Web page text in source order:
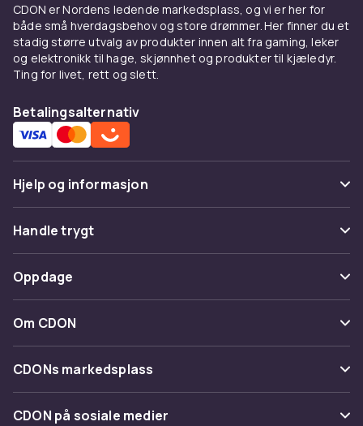
CDON er Nordens ledende markedsplass, og vi er her for
både små hverdagsbehov og store drømmer. Her finner du et
stadig større utvalg av produkter innen alt fra gaming, leker
og elektronikk til hage, skjønnhet og produkter til kjæledyr.
Ting for livet, rett og slett.
Betalingsalternativ
Hjelp og informasjon
Vanlige spørsmål
Spor pakke
Angre & returner her
Kontakt oss
Handle trygt
Betaling
Levering
Tilbakekallinger
Oppdage
Kategorier
Varemerker
Om CDON
Om oss
Kundeanmeldelser
CDONs markedsplass
Merchant Help Center
CDON på sosiale medier